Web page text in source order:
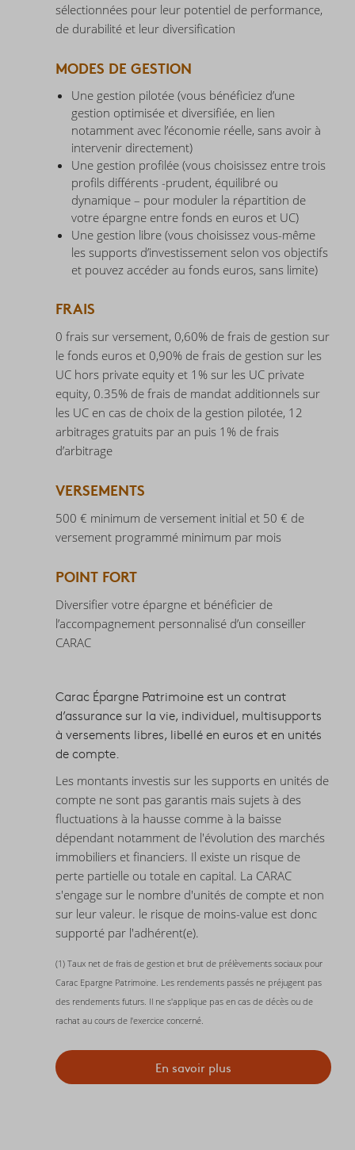
sélectionnées pour leur potentiel de performance,
de durabilité et leur diversification
MODES DE GESTION
Une gestion pilotée (vous bénéficiez d’une
gestion optimisée et diversifiée, en lien
notamment avec l’économie réelle, sans avoir à
intervenir directement)
Une gestion profilée (vous choisissez entre trois
profils différents -prudent, équilibré ou
dynamique – pour moduler la répartition de
votre épargne entre fonds en euros et UC)
Une gestion libre (vous choisissez vous-même
les supports d’investissement selon vos objectifs
et pouvez accéder au fonds euros, sans limite)
FRAIS
0 frais sur versement, 0,60% de frais de gestion sur
le fonds euros et 0,90% de frais de gestion sur les
UC hors private equity et 1% sur les UC private
equity, 0.35% de frais de mandat additionnels sur
les UC en cas de choix de la gestion pilotée, 12
arbitrages gratuits par an puis 1% de frais
d’arbitrage
VERSEMENTS
500 € minimum de versement initial et 50 € de
versement programmé minimum par mois
POINT FORT
Diversifier votre épargne et bénéficier de
l’accompagnement personnalisé d’un conseiller
CARAC
Carac Épargne Patrimoine est un contrat
d’assurance sur la vie, individuel, multisupports
à versements libres, libellé en euros et en unités
de compte.
Les montants investis sur les supports en unités de
compte ne sont pas garantis mais sujets à des
fluctuations à la hausse comme à la baisse
dépendant notamment de l'évolution des marchés
immobiliers et financiers. Il existe un risque de
perte partielle ou totale en capital. La CARAC
s'engage sur le nombre d'unités de compte et non
sur leur valeur. le risque de moins-value est donc
supporté par l'adhérent(e).
(1) Taux net de frais de gestion et brut de prélèvements sociaux pour
Carac Epargne Patrimoine. Les rendements passés ne préjugent pas
des rendements futurs. Il ne s'applique pas en cas de décès ou de
rachat au cours de l'exercice concerné.
En savoir plus